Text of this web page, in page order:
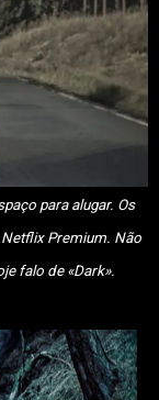
Premium. Não
falo de «Dark».